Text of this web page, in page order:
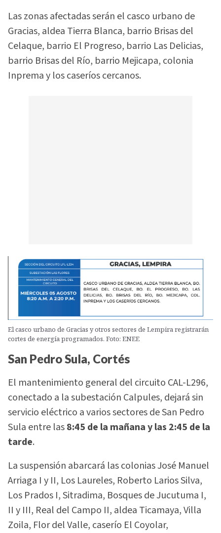
Las zonas afectadas serán el casco urbano de
Gracias, aldea Tierra Blanca, barrio Brisas del
Celaque, barrio El Progreso, barrio Las Delicias,
barrio Brisas del Río, barrio Mejicapa, colonia
Inprema y los caseríos cercanos.
El casco urbano de Gracias y otros sectores de Lempira registrarán
cortes de energía programados. Foto: ENEE
San Pedro Sula, Cortés
El mantenimiento general del circuito CAL-L296,
conectado a la subestación Calpules, dejará sin
servicio eléctrico a varios sectores de San Pedro
Sula entre las8:45 de la mañana y las 2:45 de la
tarde.
La suspensión abarcará las colonias José Manuel
Arriaga I y II, Los Laureles, Roberto Larios Silva,
Los Prados I, Sitradima, Bosques de Jucutuma I,
II y III, Real del Campo II, aldea Ticamaya, Villa
Zoila, Flor del Valle, caserío El Coyolar,